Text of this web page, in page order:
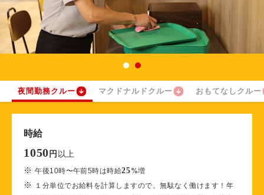
夜間勤務クルー マクドナルドクルー おもてなしクルー
時給
1050 円 以上
※午後10時〜午前5時は時給25%増
※
１分単位でお給料を計算しますので、無駄なく働けます！年